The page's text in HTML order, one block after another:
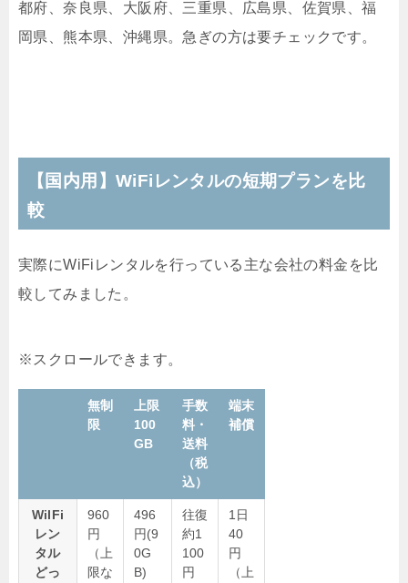
都府、奈良県、大阪府、三重県、広島県、佐賀県、福
岡県、熊本県、沖縄県。急ぎの方は要チェックです。
【国内用】WiFiレンタルの短期プランを比
較
実際にWiFiレンタルを行っている主な会社の料金を比
較してみました。
無制
限
上限
100
GB
手数
料・
送料
（税
込）
端末
補償
WiIFi
レン
タル
どっ
960
円
（上
限な
496
円(9
0G
B)
往復
約1
100
円
1日
40
円
（上